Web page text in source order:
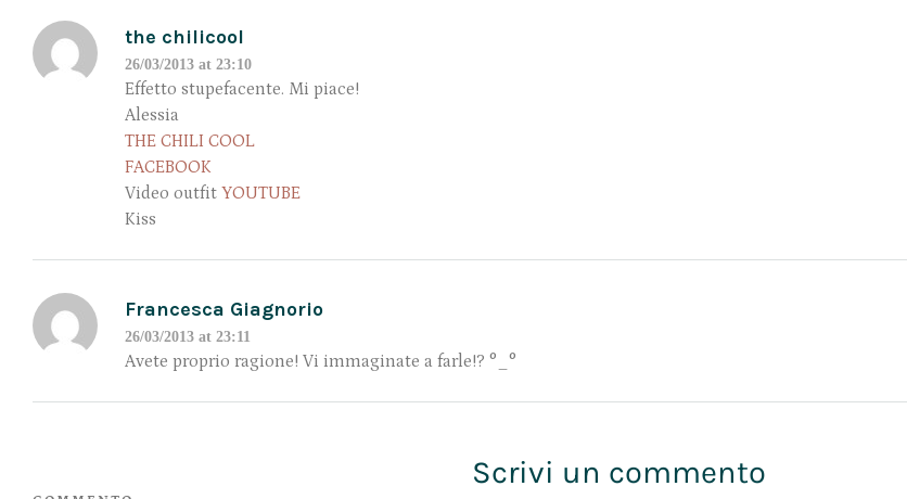
the chilicool
26/03/2013 at 23:10
Effetto stupefacente. Mi piace!
Alessia
THE CHILI COOL
FACEBOOK
Video outfit YOUTUBE
Kiss
Francesca Giagnorio
26/03/2013 at 23:11
Avete proprio ragione! Vi immaginate a farle!? °_°
Scrivi un commento